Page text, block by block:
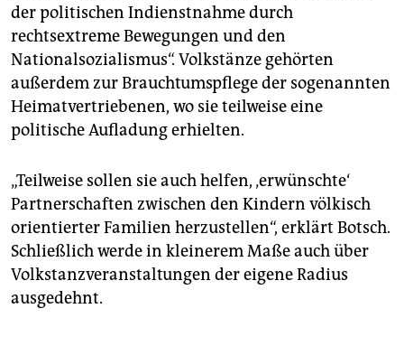
der politischen Indienstnahme durch
rechtsextreme Bewegungen und den
Nationalsozialismus“. Volkstänze gehörten
außerdem zur Brauchtumspflege der sogenannten
Heimatvertriebenen, wo sie teilweise eine
politische Aufladung erhielten.
„Teilweise sollen sie auch helfen, ‚erwünschte‘
Partnerschaften zwischen den Kindern völkisch
orientierter Familien herzustellen“, erklärt Botsch.
Schließlich werde in kleinerem Maße auch über
Volkstanzveranstaltungen der eigene Radius
ausgedehnt.